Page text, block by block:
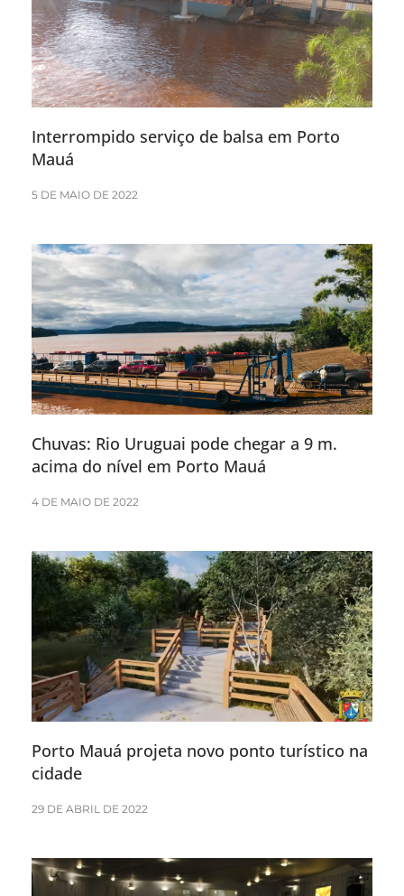
Interrompido serviço de balsa em Porto
Mauá
5 DE MAIO DE 2022
Chuvas: Rio Uruguai pode chegar a 9 m.
acima do nível em Porto Mauá
4 DE MAIO DE 2022
Porto Mauá projeta novo ponto turístico na
cidade
29 DE ABRIL DE 2022